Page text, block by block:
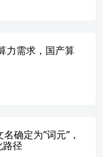
2023年底以来，平均
忆、任务拆解、
维护，因此Token消耗
用户数量提升，更来自
速趋势。与此同时，参
AI推理需求正从单一模
力需求，国产算
确定为“词元”，
路径